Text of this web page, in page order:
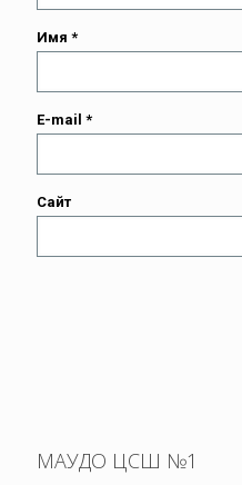
Имя *
E-mail *
Сайт
МАУДО ЦСШ №1